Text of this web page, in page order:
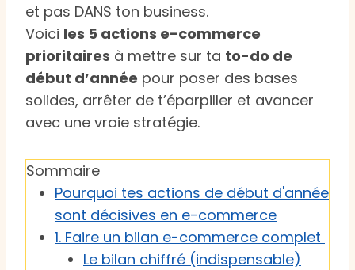
et pas DANS ton business.
Voici les 5 actions e-commerce
prioritaires à mettre sur ta to-do de
début d’année pour poser des bases
solides, arrêter de t’éparpiller et avancer
avec une vraie stratégie.
Sommaire
Pourquoi tes actions de début d'année
sont décisives en e-commerce
1. Faire un bilan e-commerce complet
Le bilan chiffré (indispensable)